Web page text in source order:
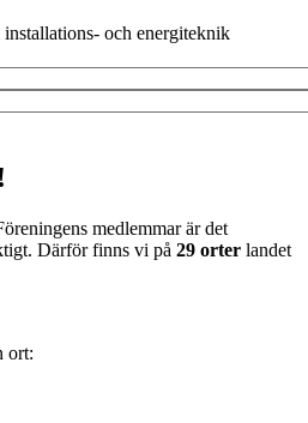
och energiteknik
medlemmar är det
Därför finns vi på 29 orter landet
ort: